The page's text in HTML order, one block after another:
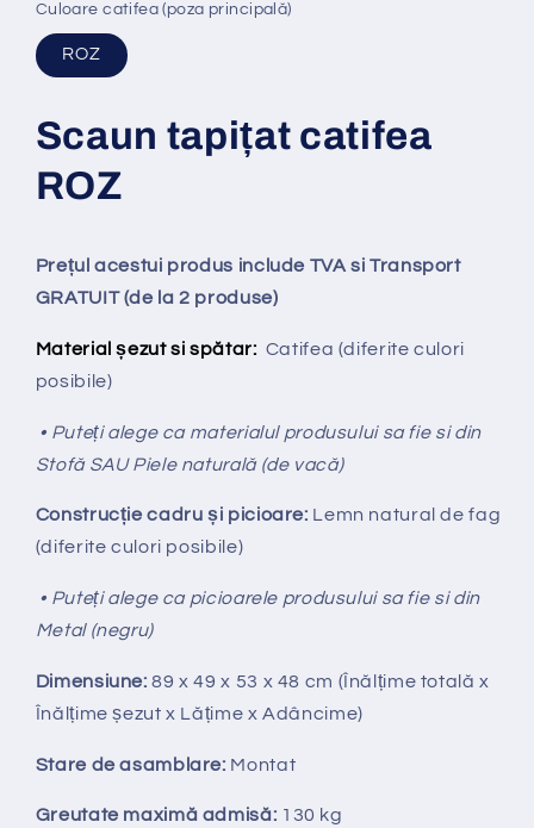
Culoare catifea (poza principală)
ROZ
Scaun tapițat catifea
ROZ
Prețul acestui produs include TVA si Transport
GRATUIT (de la 2 produse)
Material șezut si spătar: Catifea (diferite culori
posibile)
• Puteți alege ca materialul produsului sa fie si din
Stofă SAU Piele naturală (de vacă)
Construcție cadru și picioare: Lemn natural de fag
(diferite culori posibile)
• Puteți alege ca picioarele produsului sa fie si din
Metal (negru)
Dimensiune: 89 x 49 x 53 x 48 cm (Înălțime totală x
Înălțimeșezut x Lățime x Adâncime)
Stare de asamblare: Montat
Greutate maximă admisă: 130 kg